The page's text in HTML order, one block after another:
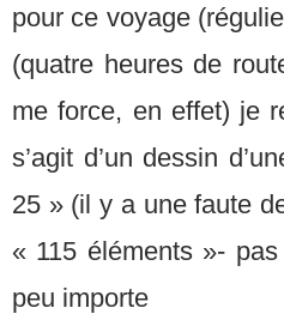
pour ce voyage
(quatre heures de
me force, en effet) je
s’agit d’un dessin
25 » (il y a une faute
« 115 éléments »-
peu importe